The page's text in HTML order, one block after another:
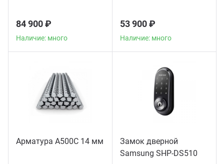
84 900 ₽
Наличие: много
53 900 ₽
Наличие: много
Арматура А500С 14 мм
Замок дверной
Samsung SHP-DS510